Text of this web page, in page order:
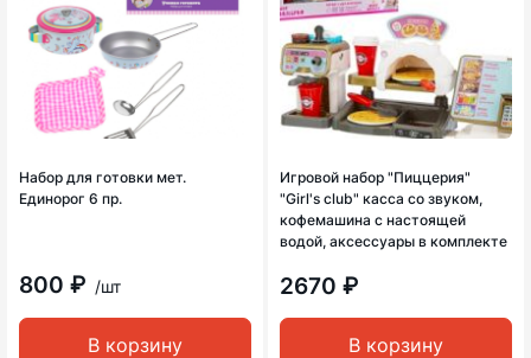
Набор для готовки мет.
Единорог 6 пр.
800 ₽ /шт
В корзину
Игровой набор "Пиццерия"
"Girl's club" касса со звуком,
кофемашина с настоящей
водой, аксессуары в комплекте
2670 ₽
В корзину